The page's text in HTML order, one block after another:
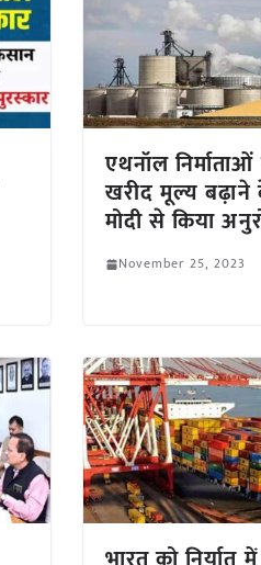
एथनॉल
खरीद मूल्य
मोदी से किया
November 25, 2023